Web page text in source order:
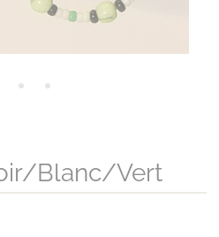
blanc/vert